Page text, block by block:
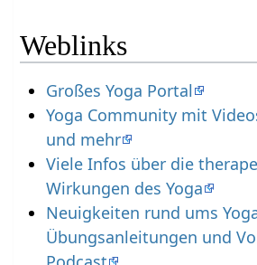
Weblinks
Großes Yoga Portal
Yoga Community mit
und mehr
Viele Infos über die
Wirkungen des Yoga
Neuigkeiten rund ums
Übungsanleitungen und